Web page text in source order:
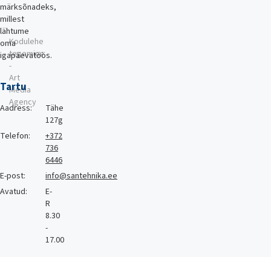
märksõnadeks,
millest
lähtume
oma
igapäevatöös.
Tartu
Aadress:
Tähe
127g
Telefon:
+372
736
6446
E-post:
info@santehnika.ee
Avatud:
E-
R
8.30
-
17.00
Kodulehe
tegemine
-
Art
Media
Agency